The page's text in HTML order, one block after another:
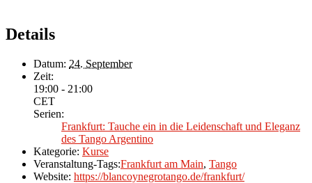
Details
Datum: 24. September
Zeit:
19:00 - 21:00
CET
Serien:
Frankfurt: Tauche ein in die Leidenschaft und Eleganz
des Tango Argentino
Kategorie: Kurse
Veranstaltung-Tags:Frankfurt am Main, Tango
Website: https://blancoynegrotango.de/frankfurt/